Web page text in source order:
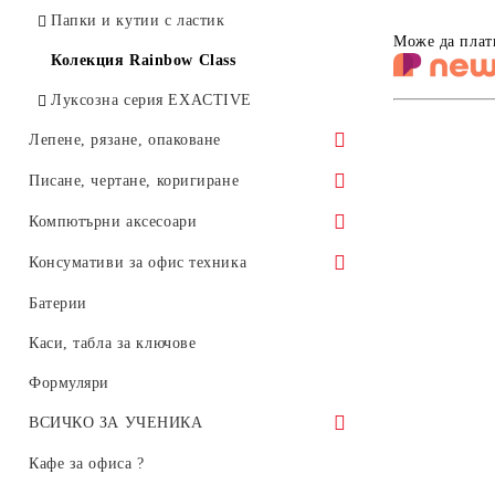
Други
Папки и кутии с ластик
Колекция Rainbow Class
Луксозна серия EXACTIVE
Лепене, рязане, опаковане
Лепило
Ножици
Ленторезачки
Лепящи ленти
Ножове, остриета
Писане, чертане, коригиране
Химикалки
Пълнители за химикалки
Слайдери, гел химикалки, ролери
Тънкописци. Перманентни маркери
Тънкописци за чертане 4600, Marvy,
Компютърни аксесоари
Мишки и клавиатури
Flash памети
CD, DVD, дискети
Консумативи за офис техника
Оригинални консумативи
Консумативи HP
Лазерни консумативи HP
Батерии
Каси, табла за ключове
Формуляри
ВСИЧКО ЗА УЧЕНИКА
Тетрадки
Кафе за офиса ?
Може да